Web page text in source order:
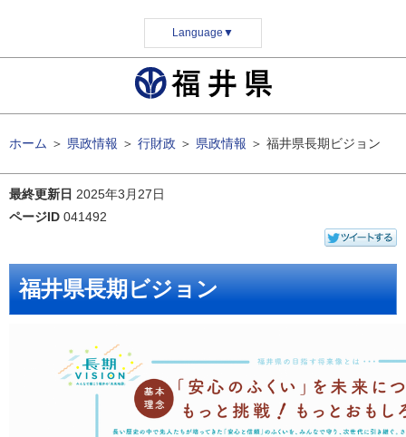
Language ▼
ホーム ＞ 県政情報 ＞ 行財政 ＞ 県政情報 ＞ 福井県長期ビジョン
最終更新日 2025年3月27日
ページID 041492
福井県長期ビジョン